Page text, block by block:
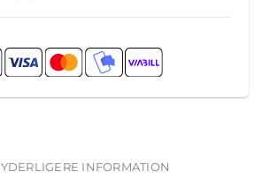
YDERLIGERE INFORMATION